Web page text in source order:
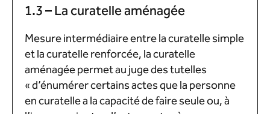
1.3 – La curatelle aménagée
Mesure intermédiaire entre la curatelle simple
et la curatelle renforcée, la curatelle
aménagée permet au juge des tutelles
« d’énumérer certains actes que la personne
en curatelle a la capacité de faire seule ou, à